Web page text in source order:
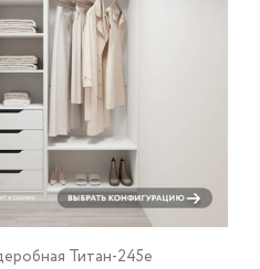
Титан-245e